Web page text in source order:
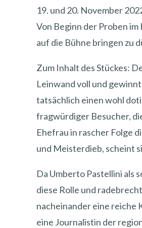
19. und 20. November
Von Beginn der Proben
auf die Bühne bringen zu
Zum Inhalt des Stückes:
Leinwand voll und
tatsächlich einen wohl
fragwürdiger Besucher,
Ehefrau in rascher Folge
und Meisterdieb, scheint
Da Umberto Pastellini als
diese Rolle und
nacheinander eine reiche
eine Journalistin der